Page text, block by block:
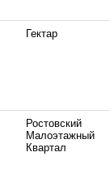
Гектар
Ростовский
Малоэтажный
Квартал